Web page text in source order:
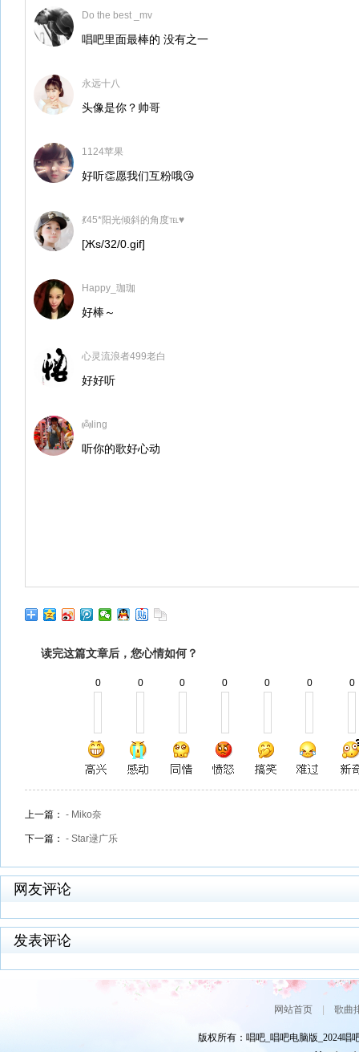
Do the best _mv
唱吧里面最棒的 没有之一
永远十八
头像是你？帅哥
1124苹果
好听👏愿我们互粉哦😘
💃45*阳光倾斜的角度℡♥
[Жs/32/0.gif]
Happy_珈珈
好棒～
心灵流浪者499老白
好好听
👼ling
听你的歌好心动
读完这篇文章后，您心情如何？
0 0 0 0 0 0 0
上一篇： - Miko奈
下一篇： - Star逯广乐
网友评论
发表评论
网站首页| 歌曲
版权所有：唱吧_唱吧电脑版_2024唱